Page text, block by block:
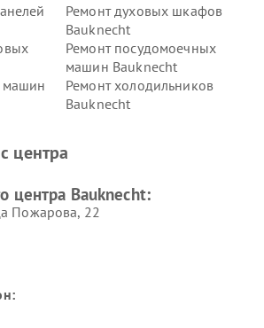
Ремонт духовых шкафов
Bauknecht
Ремонт посудомоечных
машин Bauknecht
машин
Ремонт холодильников
Bauknecht
центра
центра Bauknecht:
Пожарова, 22